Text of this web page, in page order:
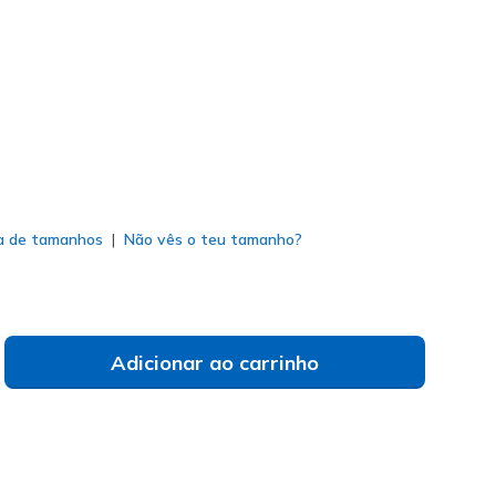
de tamanhos Não vês o teu tamanho?
Adicionar ao carrinho